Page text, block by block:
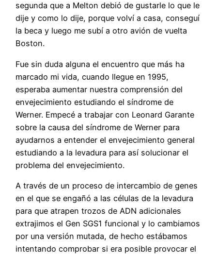
segunda que a Melton debió de gustarle lo que le
dije y como lo dije, porque volví a casa, conseguí
la beca y luego me subí a otro avión de vuelta
Boston.
Fue sin duda alguna el encuentro que más ha
marcado mi vida, cuando llegue en 1995,
esperaba aumentar nuestra comprensión del
envejecimiento estudiando el síndrome de
Werner. Empecé a trabajar con Leonard Garante
sobre la causa del síndrome de Werner para
ayudarnos a entender el envejecimiento general
estudiando a la levadura para así solucionar el
problema del envejecimiento.
A través de un proceso de intercambio de genes
en el que se engañó a las células de la levadura
para que atrapen trozos de ADN adicionales
extrajimos el Gen SGS1 funcional y lo cambiamos
por una versión mutada, de hecho estábamos
intentando comprobar si era posible provocar el